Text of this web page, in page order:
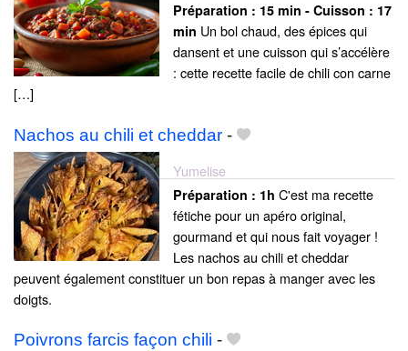
Préparation : 15 min - Cuisson : 17
min Un bol chaud, des épices qui
dansent et une cuisson qui s’accélère
: cette recette facile de chili con carne
[…]
Nachos au chili et cheddar -
Yumelise
Préparation : 1h C'est ma recette
fétiche pour un apéro original,
gourmand et qui nous fait voyager !
Les nachos au chili et cheddar
peuvent également constituer un bon repas à manger avec les
doigts.
Poivrons farcis façon chili -